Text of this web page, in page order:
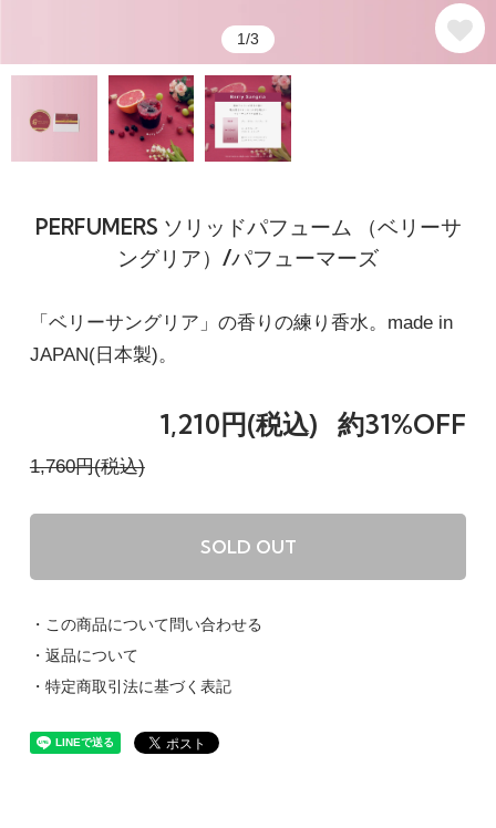
1/3
PERFUMERS ソリッドパフューム （ベリーサ
ングリア）/パフューマーズ
「ベリーサングリア」の香りの練り香水。made in
JAPAN(日本製)。
1,210円(税込) 約31%OFF
1,760円(税込)
SOLD OUT
・この商品について問い合わせる
・返品について
・特定商取引法に基づく表記